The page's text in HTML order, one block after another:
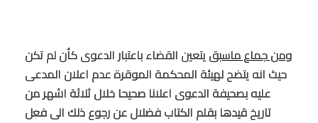
ومن جماع ماسبقيتعين القضاء باعتبار الدعوى كأن لم تكن
حيث انه يتضح لهيئة المحكمة الموقرة عدم اعلان المدعى
عليه بصحيفة الدعوى اعلانا صحيحا خلال ثلاثة اشهر من
تاريخ قيدها بقلم الكتاب فضلال عن رجوع ذلك الى فعل